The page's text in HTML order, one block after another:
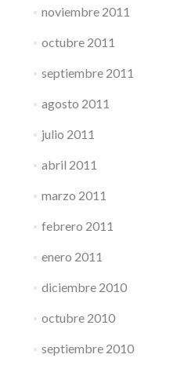
noviembre 2011
octubre 2011
septiembre 2011
agosto 2011
julio 2011
abril 2011
marzo 2011
febrero 2011
enero 2011
diciembre 2010
octubre 2010
septiembre 2010